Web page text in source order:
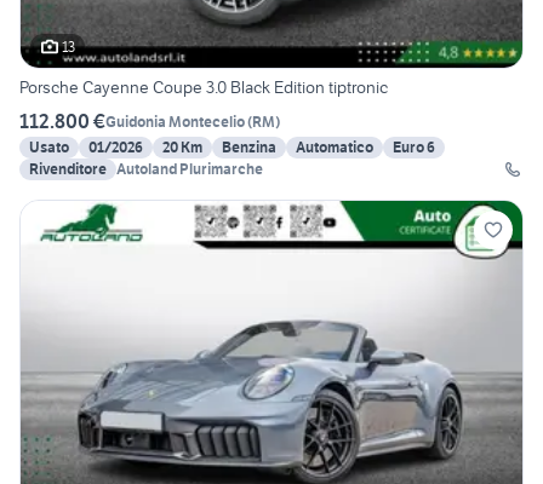
13
Porsche Cayenne Coupe 3.0 Black Edition tiptronic
112.800 €Guidonia Montecelio(RM)
Usato
01/2026 20 Km Benzina Automatico
Euro 6
Rivenditore Autoland Plurimarche